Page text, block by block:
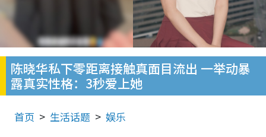
陈晓华私下零距离接触真面目流出 一举动暴
露真实性格：3秒爱上她
首页 生活话题 娱乐